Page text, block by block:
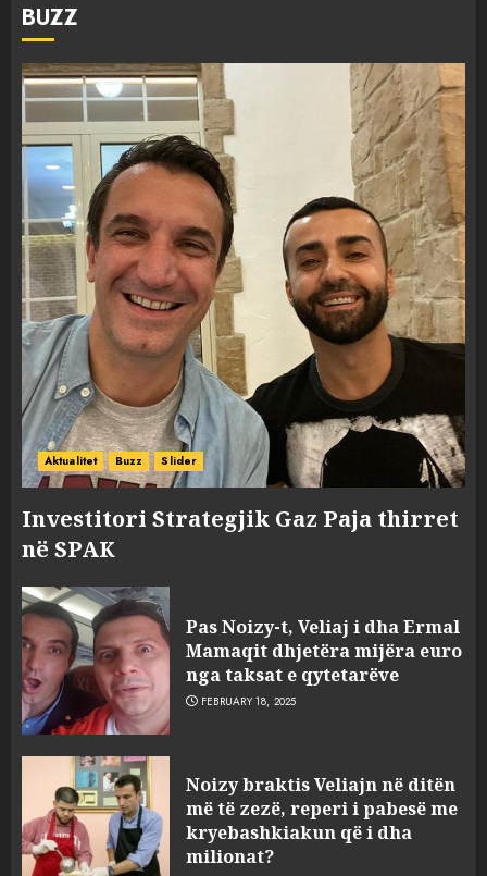
BUZZ
Aktualitet Buzz Slider
Investitori Strategjik Gaz Paja thirret
në SPAK
Pas Noizy-t, Veliaj i dha Ermal
Mamaqit dhjetëra mijëra euro
nga taksat e qytetarëve
FEBRUARY 18, 2025
Noizy braktis Veliajn në ditën
më të zezë, reperi i pabesë me
kryebashkiakun që i dha
milionat?
3
sulmuan “One Albania”,
ngjarja u fsheh. A u vodhën
serverat?
MARCH 25, 2025